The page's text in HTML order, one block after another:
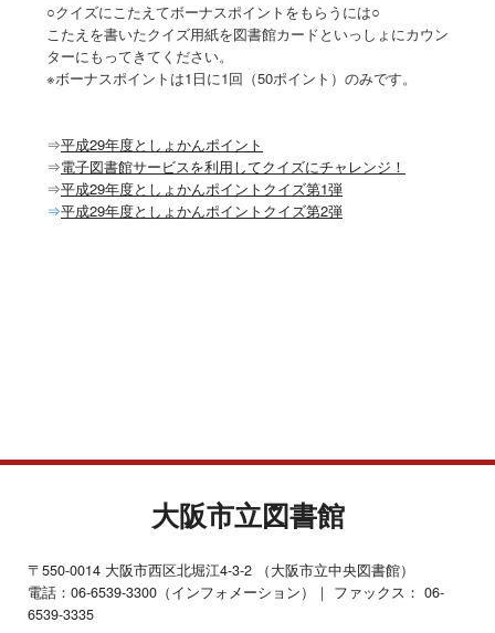
○クイズにこたえてボーナスポイントをもらうには○
こたえを書いたクイズ用紙を図書館カードといっしょにカウン
ターにもってきてください。
※ボーナスポイントは1日に1回（50ポイント）のみです。
⇒平成29年度としょかんポイント
⇒電子図書館サービスを利用してクイズにチャレンジ！
⇒平成29年度としょかんポイントクイズ第1弾
⇒平成29年度としょかんポイントクイズ第2弾
大阪市立図書館
〒550-0014 大阪市西区北堀江4-3-2 （大阪市立中央図書館）
電話：06-6539-3300（インフォメーション）｜ ファックス： 06-
6539-3335